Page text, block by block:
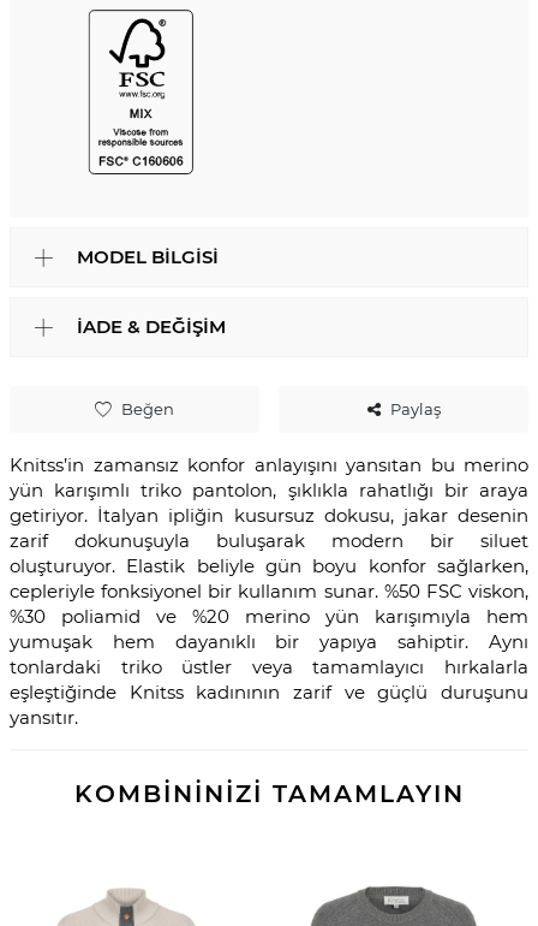
Beğen Paylaş
Knitss’in zamansız konfor anlayışını yansıtan bu merino
yün karışımlı triko pantolon, şıklıkla rahatlığı bir araya
getiriyor. İtalyan ipliğin kusursuz dokusu, jakar desenin
zarif dokunuşuyla buluşarak modern bir siluet
oluşturuyor. Elastik beliyle gün boyu konfor sağlarken,
cepleriyle fonksiyonel bir kullanım sunar. %50 FSC viskon,
%30 poliamid ve %20 merino yün karışımıyla hem
yumuşak hem dayanıklı bir yapıya sahiptir. Aynı
tonlardaki triko üstler veya tamamlayıcı hırkalarla
eşleştiğinde Knitss kadınının zarif ve güçlü duruşunu
yansıtır.
MODEL BILGISI
İADE & DEĞIŞIM
KOMBİNİNİZİ TAMAMLAYIN